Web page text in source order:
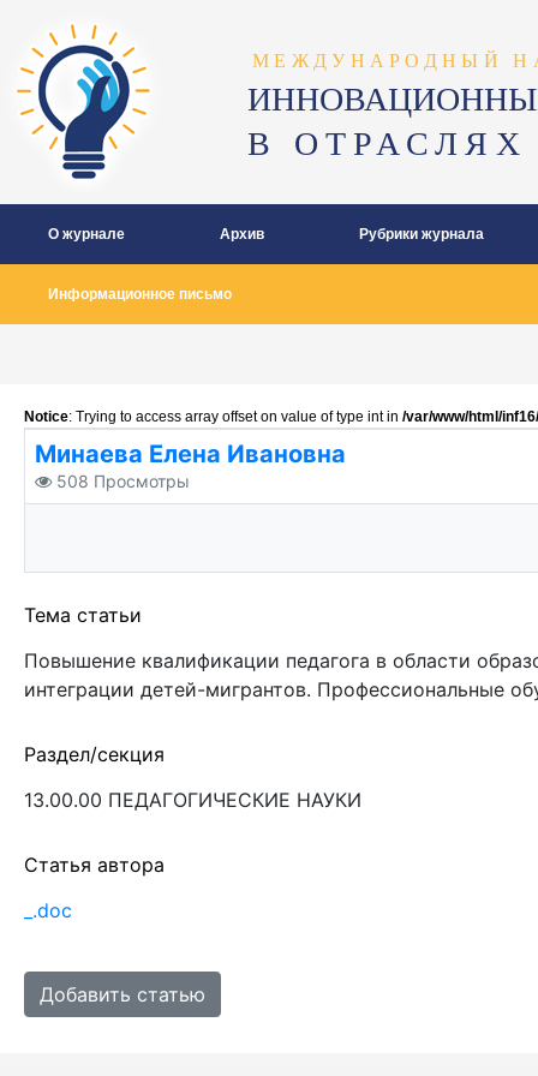
МЕЖДУНАРОДНЫЙ
В
О журнале Архив Рубрики журнала
Информационное письмо
Notice: Trying to access array offset on value of type int in /var/www/html/
Минаева Елена Ивановна
Просмотры
508
Тема статьи
Повышение квалификации педагога в области
интеграции детей-мигрантов. Профессиональные
Раздел/секция
13.00.00 ПЕДАГОГИЧЕСКИЕ НАУКИ
Статья автора
_.doc
Добавить статью